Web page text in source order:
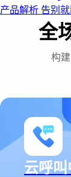
产品解析 告别
全
构
云呼叫